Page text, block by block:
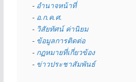
- อำนาจหน้าที่
- อ.ก.ค.ศ.
- วิสัยทัศน์ ค่านิยม
- ข้อมูลการติดต่อ
- กฏหมายที่เกี่ยวข้อง
- ข่าวประชาสัมพันธ์